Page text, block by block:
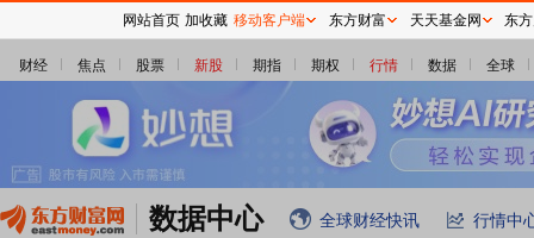
财经 焦点 股票 新股 期指 期权 行情 数据 全球
数据中心 全球财经快讯 行情中
网站首页 加收藏 移动客户端 东方财富 天天基金网 东